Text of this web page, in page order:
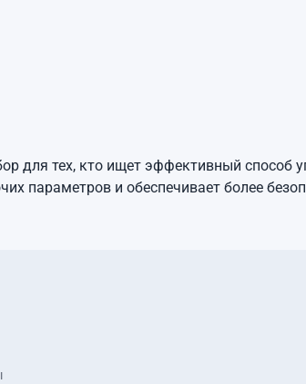
для тех, кто ищет эффективный способ
параметров и обеспечивает более